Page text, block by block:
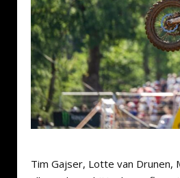
Tim Gajser, Lotte van Drunen,